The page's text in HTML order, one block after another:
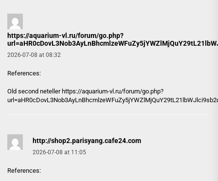
https://aquarium-vl.ru/forum/go.php?
2026-07-08 at 08:32
References:
Old second neteller https://aquarium-vl.ru/forum/go.php?
http://shop2.parisyang.cafe24.com
2026-07-08 at 11:05
References: